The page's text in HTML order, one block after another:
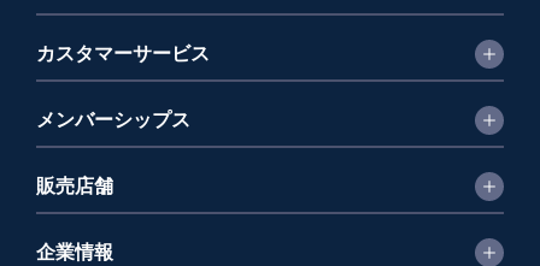
カスタマーサービス
メンバーシップス
販売店舗
企業情報